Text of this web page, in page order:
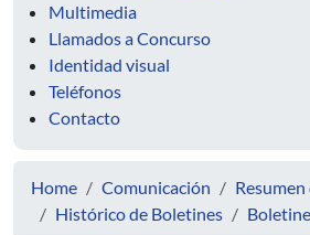
Multimedia
Llamados a Concurso
Identidad visual
Teléfonos
Contacto
Home Comunicación
Histórico de Boletines